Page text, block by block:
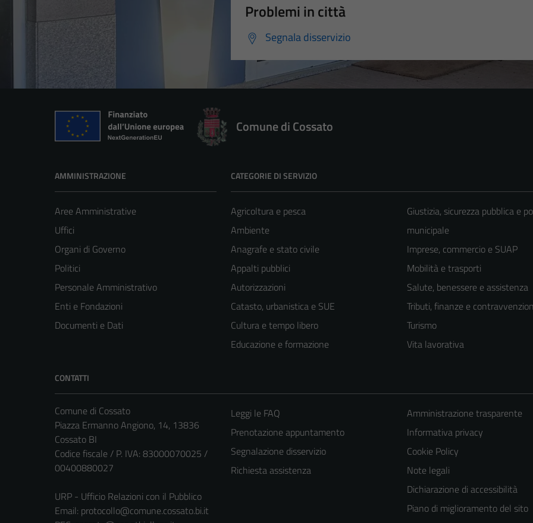
Problemi in città
Segnala disservizio
Comune di Cossato
AMMINISTRAZIONE
Aree Amministrative
Uffici
Organi di Governo
Politici
Personale Amministrativo
Enti e Fondazioni
Documenti e Dati
CATEGORIE DI SERVIZIO
Agricoltura e pesca
Ambiente
Anagrafe e stato civile
Appalti pubblici
Autorizzazioni
Catasto, urbanistica e SUE
Cultura e tempo libero
Educazione e formazione
Giustizia, sicurezza pubblica e
municipale
Imprese, commercio e SUAP
Mobilità e trasporti
Salute, benessere e assistenza
Tributi, finanze e
Turismo
Vita lavorativa
CONTATTI
Comune di Cossato
Piazza Ermanno Angiono, 14, 13836
Cossato BI
Codice fiscale / P. IVA: 83000070025 /
00400880027
URP - Ufficio Relazioni con il Pubblico
Email: protocollo@comune.cossato.bi.it
Leggi le FAQ
Prenotazione appuntamento
Segnalazione disservizio
Richiesta assistenza
Amministrazione trasparente
Informativa privacy
Cookie Policy
Note legali
Dichiarazione di accessibilità
Piano di miglioramento del sito